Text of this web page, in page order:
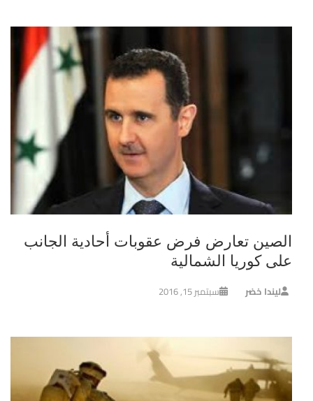
الصين تعارض فرض عقوبات أحادية الجانب
على كوريا الشمالية
ليندا خضر سبتمبر 15, 2016